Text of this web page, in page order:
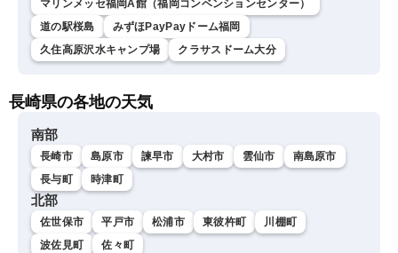
マリンメッセ福岡A館（福岡コンベンションセンター）
道の駅桜島
みずほPayPayドーム福岡
久住高原沢水キャンプ場
クラサスドーム大分
長崎県の各地の天気
南部
長崎市 島原市 諫早市 大村市 雲仙市
南島原市
長与町
時津町
北部
佐世保市 平戸市 松浦市 東彼杵町
川棚町
波佐見町
佐々町